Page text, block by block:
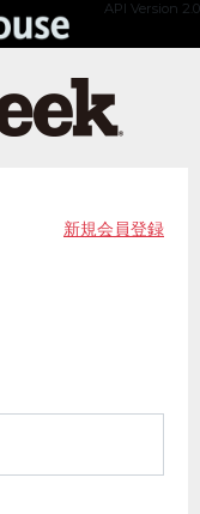
API Version 2.0
新規会員登録